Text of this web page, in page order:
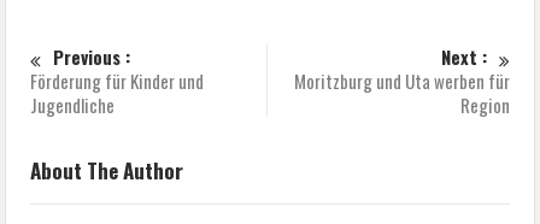
Previous :
Förderung für Kinder und
Jugendliche
Next :
Moritzburg und Uta werben für
Region
About The Author